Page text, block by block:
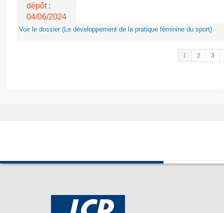
dépôt :
04/06/2024
Voir le dossier (Le développement de la pratique féminine du sport)
1 2 3